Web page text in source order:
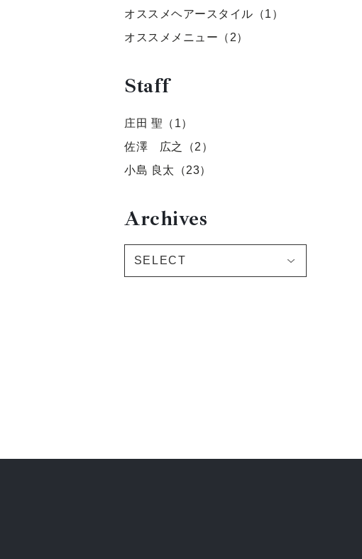
オススメヘアースタイル（1）
オススメメニュー（2）
Staff
庄田 聖（1）
佐澤 広之（2）
小島 良太（23）
Archives